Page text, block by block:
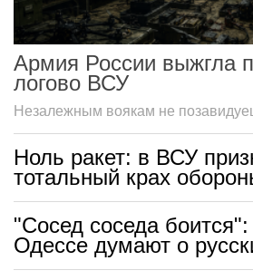
Армия России выжгла
логово ВСУ
Незалежным воякам не
Ноль ракет: в ВСУ
тотальный крах
"Сосед соседа боится":
Одессе думают о